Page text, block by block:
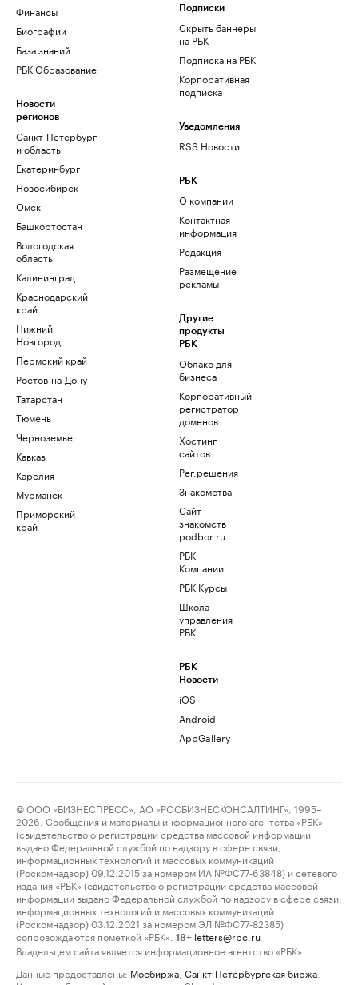
Финансы
Биографии
База знаний
РБК Образование
Новости
регионов
Санкт-Петербург
и область
Екатеринбург
Новосибирск
Омск
Башкортостан
Вологодская
область
Калининград
Краснодарский
край
Нижний
Новгород
Пермский край
Ростов-на-Дону
Татарстан
Тюмень
Черноземье
Кавказ
Карелия
Мурманск
Приморский
край
Подписки
Скрыть баннеры
на РБК
Подписка на РБК
Корпоративная
подписка
Уведомления
RSS Новости
РБК
О компании
Контактная
информация
Редакция
Размещение
рекламы
Другие
продукты
РБК
Облако для
бизнеса
Корпоративный
регистратор
доменов
Хостинг
сайтов
Рег.решения
Знакомства
Сайт
знакомств
podbor.ru
РБК
Компании
РБК Курсы
Школа
управления
РБК
РБК
Новости
iOS
Android
AppGallery
© ООО «БИЗНЕСПРЕСС», АО «РОСБИЗНЕСКОНСАЛТИНГ», 1995–
2026. Сообщения и материалы информационного агентства «РБК»
(свидетельство о регистрации средства массовой информации
выдано Федеральной службой по надзору в сфере связи,
информационных технологий и массовых коммуникаций
(Роскомнадзор) 09.12.2015 за номером ИА №ФС77-63848) и сетевого
издания «РБК» (свидетельство о регистрации средства массовой
информации выдано Федеральной службой по надзору в сфере связи,
информационных технологий и массовых коммуникаций
(Роскомнадзор) 03.12.2021 за номером ЭЛ №ФС77-82385)
сопровождаются пометкой «РБК».
18+ letters@rbc.ru
Владельцем сайта является информационное агентство «РБК».
Данные предоставлены: Мосбиржа Санкт-Петербургская биржа